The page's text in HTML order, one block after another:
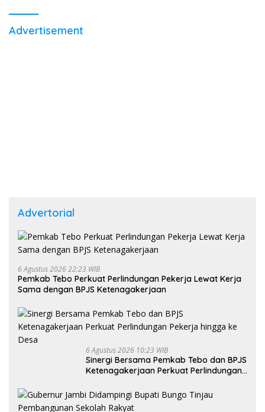
Advertisement
Advertorial
6 Agustus 2026 22:23 WIB
Pemkab Tebo Perkuat Perlindungan Pekerja Lewat Kerja
Sama dengan BPJS Ketenagakerjaan
6 Agustus 2026 10:23 WIB
Sinergi Bersama Pemkab Tebo dan BPJS
Ketenagakerjaan Perkuat Perlindungan